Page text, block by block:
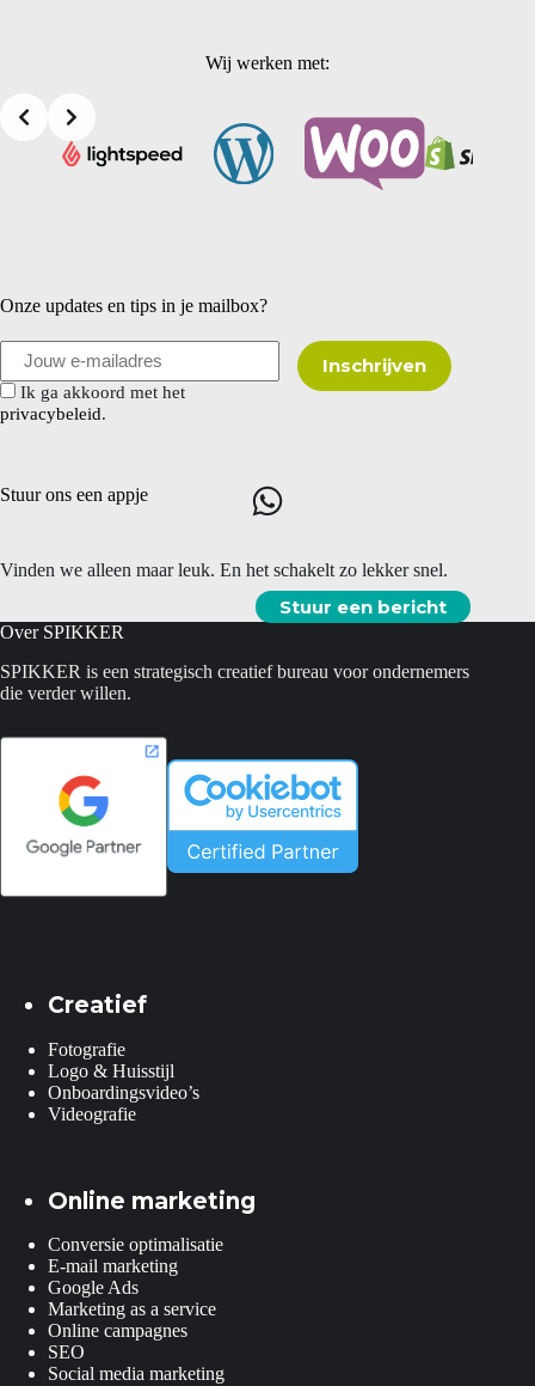
Wij werken met:
Onze updates en tips in je mailbox?
Ik ga akkoord met het
privacybeleid.
Stuur ons een appje
Vinden we alleen maar leuk. En het schakelt zo lekker snel.
Stuur een bericht
Over SPIKKER
SPIKKER is een strategisch creatief bureau voor ondernemers
die verder willen.
Creatief
Fotografie
Logo & Huisstijl
Onboardingsvideo’s
Videografie
Online marketing
Conversie optimalisatie
E-mail marketing
Google Ads
Marketing as a service
Online campagnes
SEO
Social media marketing